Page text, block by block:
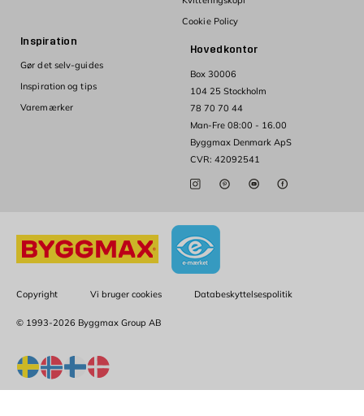
Hovedkontor
Box 30006
104 25 Stockholm
78 70 70 44
Man-Fre 08:00 - 16.00
Byggmax Denmark ApS
CVR: 42092541
Cookie Policy
Inspiration
Gør det selv-guides
Inspiration og tips
Varemærker
Copyright Vi bruger cookies Databeskyttelsespolitik
© 1993-2026 Byggmax Group AB